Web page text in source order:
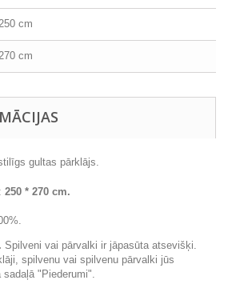
cm
cm
gultas pārklājs.
250 * 270 cm.
Spilveni vai pārvalki ir jāpasūta atsevišķi.
spilvenu vai spilvenu pārvalki jūs
sadaļā "Piederumi".